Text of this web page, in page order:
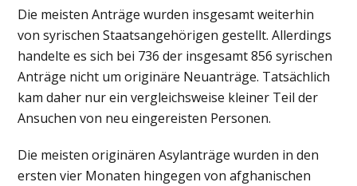
Die meisten Anträge wurden insgesamt weiterhin
von syrischen Staatsangehörigen gestellt. Allerdings
handelte es sich bei 736 der insgesamt 856 syrischen
Anträge nicht um originäre Neuanträge. Tatsächlich
kam daher nur ein vergleichsweise kleiner Teil der
Ansuchen von neu eingereisten Personen.
Die meisten originären Asylanträge wurden in den
ersten vier Monaten hingegen von afghanischen